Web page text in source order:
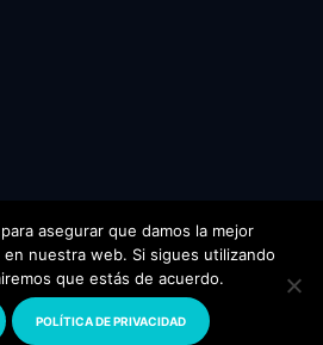
reservados.
asegurar que damos la mejor
nuestra web. Si sigues utilizando
que estás de acuerdo.
POLÍTICA DE PRIVACIDAD